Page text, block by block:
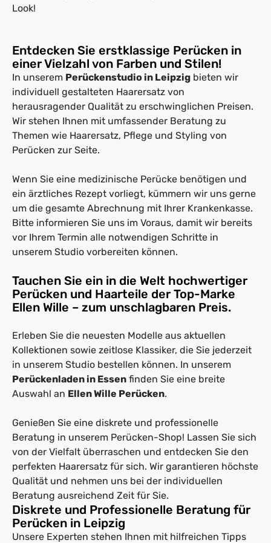
Look!
Entdecken Sie erstklassige Perücken in
einer Vielzahl von Farben und Stilen!
In unserem Perückenstudio in Leipzig bieten wir
individuell gestalteten Haarersatz von
herausragender Qualität zu erschwinglichen Preisen.
Wir stehen Ihnen mit umfassender Beratung zu
Themen wie Haarersatz, Pflege und Styling von
Perücken zur Seite.
Wenn Sie eine medizinische Perücke benötigen und
ein ärztliches Rezept vorliegt, kümmern wir uns gerne
um die gesamte Abrechnung mit Ihrer Krankenkasse.
Bitte informieren Sie uns im Voraus, damit wir bereits
vor Ihrem Termin alle notwendigen Schritte in
unserem Studio vorbereiten können.
Tauchen Sie ein in die Welt hochwertiger
Perücken und Haarteile der Top-Marke
Ellen Wille – zum unschlagbaren Preis.
Erleben Sie die neuesten Modelle aus aktuellen
Kollektionen sowie zeitlose Klassiker, die Sie jederzeit
in unserem Studio bestellen können. In unserem
Perückenladen in Essen finden Sie eine breite
Auswahl an Ellen Wille Perücken.
Genießen Sie eine diskrete und professionelle
Beratung in unserem Perücken-Shop! Lassen Sie sich
von der Vielfalt überraschen und entdecken Sie den
perfekten Haarersatz für sich. Wir garantieren höchste
Qualität und nehmen uns bei der individuellen
Beratung ausreichend Zeit für Sie.
Diskrete und Professionelle Beratung für
Perücken in Leipzig
Unsere Experten stehen Ihnen mit hilfreichen Tipps